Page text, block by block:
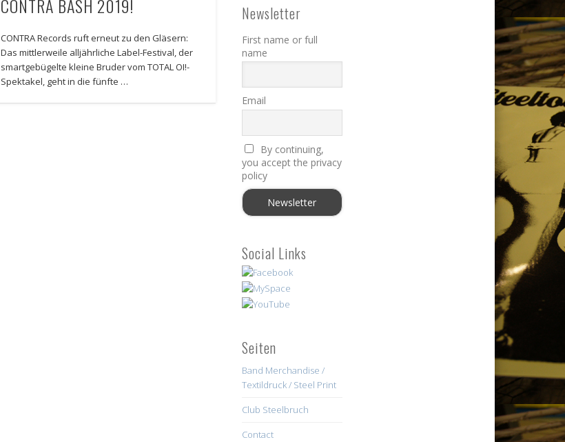
CONTRA BASH 2019!
CONTRA Records ruft erneut zu den Gläsern:
Das mittlerweile alljährliche Label-Festival, der
smartgebügelte kleine Bruder vom TOTAL OI!-
Spektakel, geht in die fünfte …
Newsletter
First name or full
name
Email
By continuing,
you accept the privacy
policy
Social Links
Seiten
Band Merchandise /
Textildruck / Steel Print
Club Steelbruch
Contact